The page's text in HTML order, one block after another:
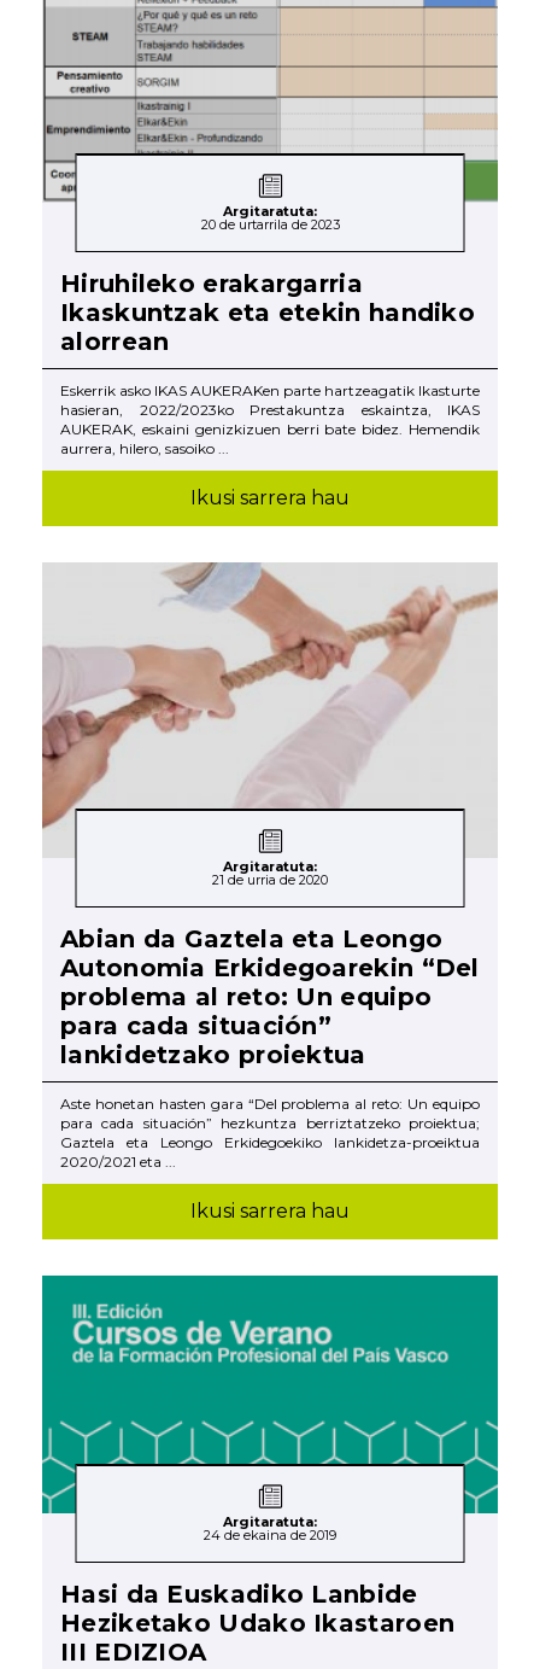
Argitaratuta:
20 de urtarrila de 2023
Hiruhileko erakargarria
Ikaskuntzak eta etekin handiko
alorrean
Eskerrik asko IKAS AUKERAKen parte hartzeagatik Ikasturte
hasieran, 2022/2023ko Prestakuntza eskaintza, IKAS
AUKERAK, eskaini genizkizuen berri bate bidez. Hemendik
aurrera, hilero, sasoiko ...
Ikusi sarrera hau
Argitaratuta:
21 de urria de 2020
Abian da Gaztela eta Leongo
Autonomia Erkidegoarekin “Del
problema al reto: Un equipo
para cada situación”
lankidetzako proiektua
Aste honetan hasten gara “Del problema al reto: Un equipo
para cada situación” hezkuntza berriztatzeko proiektua;
Gaztela eta Leongo Erkidegoekiko lankidetza-proeiktua
2020/2021 eta ...
Ikusi sarrera hau
Argitaratuta:
24 de ekaina de 2019
Hasi da Euskadiko Lanbide
Heziketako Udako Ikastaroen
III EDIZIOA